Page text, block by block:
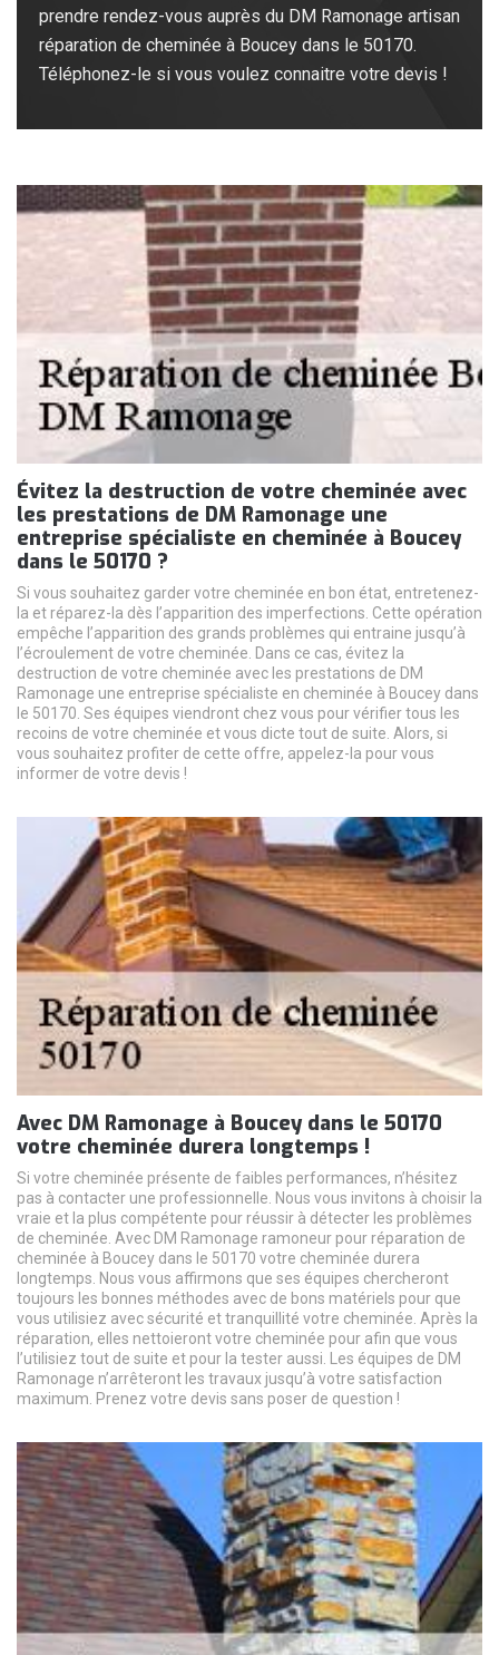
prendre rendez-vous auprès du DM Ramonage artisan
réparation de cheminée à Boucey dans le 50170.
Téléphonez-le si vous voulez connaitre votre devis !
Évitez la destruction de votre cheminée avec
les prestations de DM Ramonage une
entreprise spécialiste en cheminée à Boucey
dans le 50170 ?
Si vous souhaitez garder votre cheminée en bon état, entretenez-
la et réparez-la dès l’apparition des imperfections. Cette opération
empêche l’apparition des grands problèmes qui entraine jusqu’à
l’écroulement de votre cheminée. Dans ce cas, évitez la
destruction de votre cheminée avec les prestations de DM
Ramonage une entreprise spécialiste en cheminée à Boucey dans
le 50170. Ses équipes viendront chez vous pour vérifier tous les
recoins de votre cheminée et vous dicte tout de suite. Alors, si
vous souhaitez profiter de cette offre, appelez-la pour vous
informer de votre devis !
Avec DM Ramonage à Boucey dans le 50170
votre cheminée durera longtemps !
Si votre cheminée présente de faibles performances, n’hésitez
pas à contacter une professionnelle. Nous vous invitons à choisir la
vraie et la plus compétente pour réussir à détecter les problèmes
de cheminée. Avec DM Ramonage ramoneur pour réparation de
cheminée à Boucey dans le 50170 votre cheminée durera
longtemps. Nous vous affirmons que ses équipes chercheront
toujours les bonnes méthodes avec de bons matériels pour que
vous utilisiez avec sécurité et tranquillité votre cheminée. Après la
réparation, elles nettoieront votre cheminée pour afin que vous
l’utilisiez tout de suite et pour la tester aussi. Les équipes de DM
Ramonage n’arrêteront les travaux jusqu’à votre satisfaction
maximum. Prenez votre devis sans poser de question !